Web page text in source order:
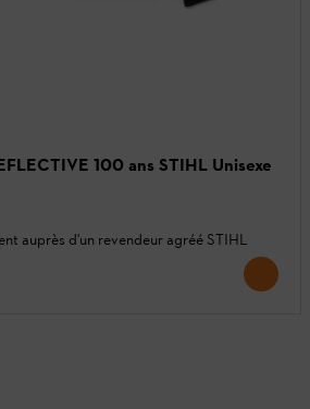
100 ans STIHL Unisexe
auprès d'un revendeur agréé STIHL